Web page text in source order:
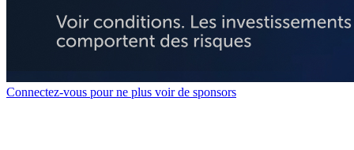
Connectez-vous pour ne plus voir de sponsors